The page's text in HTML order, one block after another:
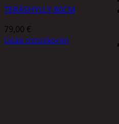
TERÄSHYLLY 80CM
79,00 €
Lisää ostoskoriin